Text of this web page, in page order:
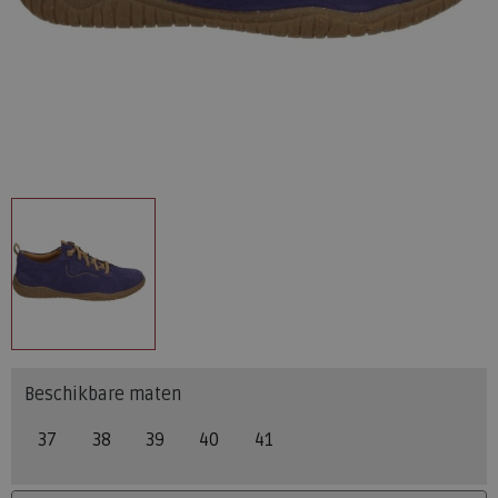
Beschikbare maten
37 38 39 40 41